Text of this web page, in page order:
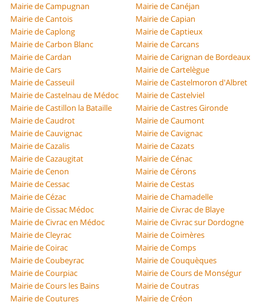
Mairie de Campugnan
Mairie de Canéjan
Mairie de Cantois
Mairie de Capian
Mairie de Caplong
Mairie de Captieux
Mairie de Carbon Blanc
Mairie de Carcans
Mairie de Cardan
Mairie de Carignan de Bordeaux
Mairie de Cars
Mairie de Cartelègue
Mairie de Casseuil
Mairie de Castelmoron d'Albret
Mairie de Castelnau de Médoc
Mairie de Castelviel
Mairie de Castillon la Bataille
Mairie de Castres Gironde
Mairie de Caudrot
Mairie de Caumont
Mairie de Cauvignac
Mairie de Cavignac
Mairie de Cazalis
Mairie de Cazats
Mairie de Cazaugitat
Mairie de Cénac
Mairie de Cenon
Mairie de Cérons
Mairie de Cessac
Mairie de Cestas
Mairie de Cézac
Mairie de Chamadelle
Mairie de Cissac Médoc
Mairie de Civrac de Blaye
Mairie de Civrac en Médoc
Mairie de Civrac sur Dordogne
Mairie de Cleyrac
Mairie de Coimères
Mairie de Coirac
Mairie de Comps
Mairie de Coubeyrac
Mairie de Couquèques
Mairie de Courpiac
Mairie de Cours de Monségur
Mairie de Cours les Bains
Mairie de Coutras
Mairie de Coutures
Mairie de Créon